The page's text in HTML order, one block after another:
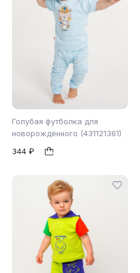
Голубая футболка для
новорождённого (431121361)
344 ₽
62 68